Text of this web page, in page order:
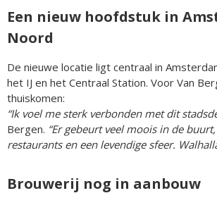
Een nieuw hoofdstuk in
Noord
De nieuwe locatie ligt centraal in
het IJ en het Centraal Station. Voor Van
thuiskomen:
“Ik voel me sterk verbonden met dit
Bergen. “Er gebeurt veel moois in de
restaurants en een levendige sfeer.
Brouwerij nog in aanbouw